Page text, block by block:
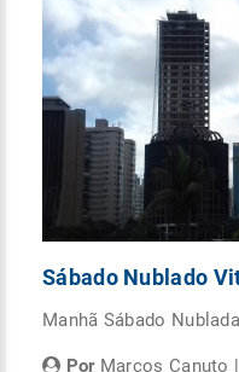
Sábado Nublado
Manhã Sábado
PorMarcos Canuto